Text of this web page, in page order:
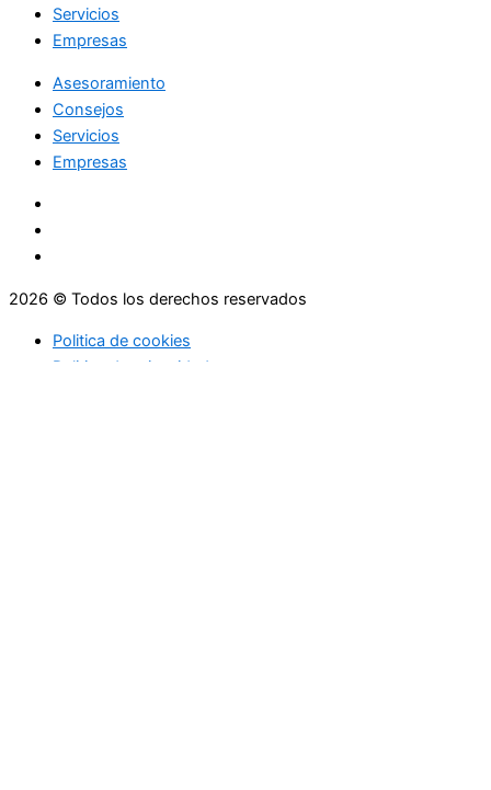
Servicios
Empresas
Asesoramiento
Consejos
Servicios
Empresas
2026 © Todos los derechos reservados
Politica de cookies
Politica de privacidad